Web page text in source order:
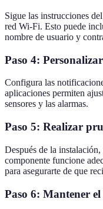
Sigue las instrucciones
red Wi-Fi. Esto puede
nombre de usuario y
Paso 4:
Configura las
aplicaciones permiten
sensores y las alarmas.
Paso 5: Realizar
Después de la instalación,
componente funcione
para asegurarte de que
Paso 6: Mantener